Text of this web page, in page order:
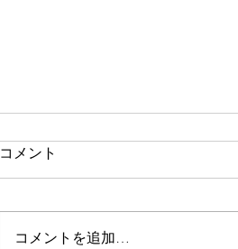
コメント
コメントを追加…